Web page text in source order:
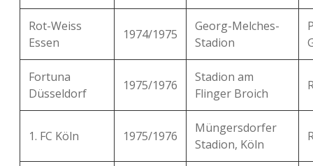
Rot-Weiss
Essen
1974/1975
Georg-Melches-
Stadion
Fortuna
Düsseldorf
1975/1976
Stadion am
Flinger Broich
1. FC Köln 1975/1976
Müngersdorfer
Stadion, Köln